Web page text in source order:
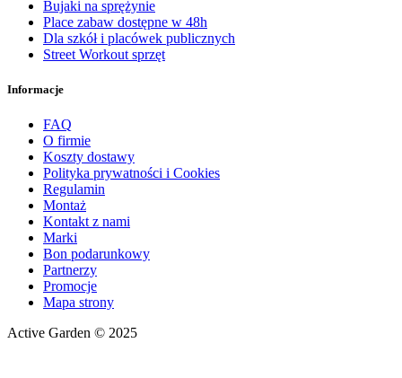
Bujaki na sprężynie
Place zabaw dostępne w 48h
Dla szkół i placówek publicznych
Street Workout sprzęt
Informacje
FAQ
O firmie
Koszty dostawy
Polityka prywatności i Cookies
Regulamin
Montaż
Kontakt z nami
Marki
Bon podarunkowy
Partnerzy
Promocje
Mapa strony
Active Garden © 2025